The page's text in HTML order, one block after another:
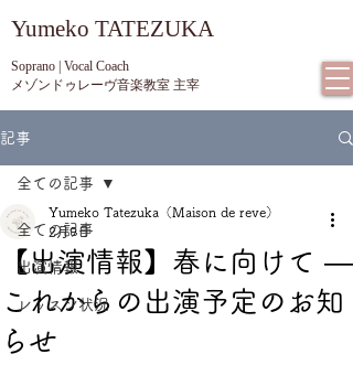
​Yumeko TATEZUKA
Soprano | Vocal Coach
メゾンドゥレーヴ音楽教室 主宰
記事
全ての記事
出演情報
レッスン状況
全ての記事
【出演情報】春に向けて ―
これからの出演予定のお知
らせ
Yumeko Tatezuka（Maison de reve）
2月9日